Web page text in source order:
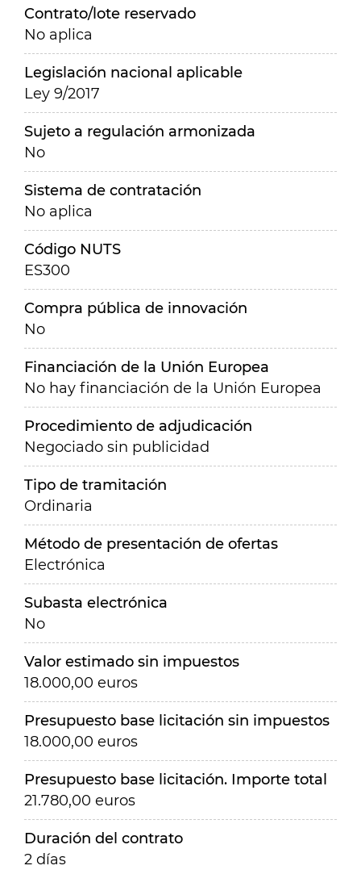
Contrato/lote reservado
No aplica
Legislación nacional aplicable
Ley 9/2017
Sujeto a regulación armonizada
No
Sistema de contratación
No aplica
Código NUTS
ES300
Compra pública de innovación
No
Financiación de la Unión Europea
No hay financiación de la Unión Europea
Procedimiento de adjudicación
Negociado sin publicidad
Tipo de tramitación
Ordinaria
Método de presentación de ofertas
Electrónica
Subasta electrónica
No
Valor estimado sin impuestos
18.000,00 euros
Presupuesto base licitación sin impuestos
18.000,00 euros
Presupuesto base licitación. Importe total
21.780,00 euros
Duración del contrato
2 días